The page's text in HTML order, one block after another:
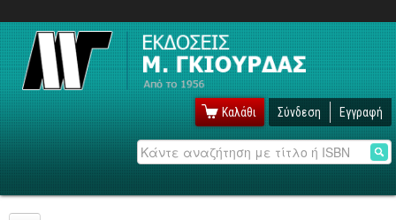
Καλάθι Σύνδεση Εγγραφή
Αναζήτηση